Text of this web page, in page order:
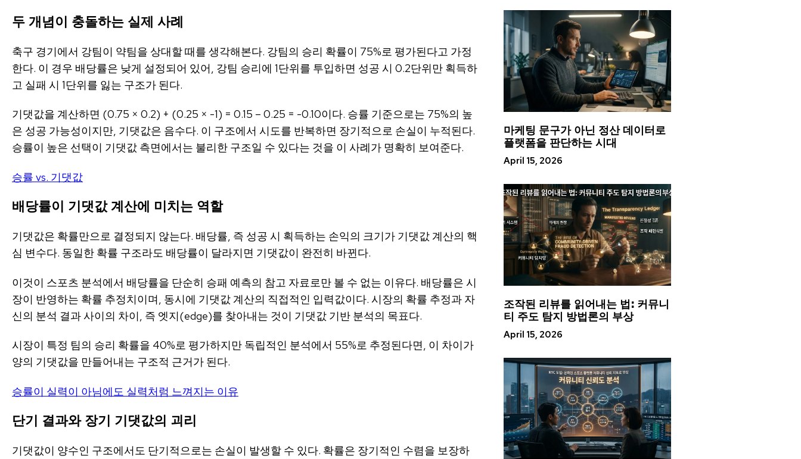
두 개념이 충돌하는 실제 사례
축구 경기에서 강팀이 약팀을 상대할 때를 생각해본다. 강팀의 승리 확률이 75%로 평가된다고 가정
한다. 이 경우 배당률은 낮게 설정되어 있어, 강팀 승리에 1단위를 투입하면 성공 시 0.2단위만 획득하
고 실패 시 1단위를 잃는 구조가 된다.
기댓값을 계산하면 (0.75 × 0.2) + (0.25 × -1) = 0.15 – 0.25 = -0.10이다. 승률 기준으로는 75%의 높
은 성공 가능성이지만, 기댓값은 음수다. 이 구조에서 시도를 반복하면 장기적으로 손실이 누적된다.
승률이 높은 선택이 기댓값 측면에서는 불리한 구조일 수 있다는 것을 이 사례가 명확히 보여준다.
승률 vs. 기댓값
배당률이 기댓값 계산에 미치는 역할
기댓값은 확률만으로 결정되지 않는다. 배당률, 즉 성공 시 획득하는 손익의 크기가 기댓값 계산의 핵
심 변수다. 동일한 확률 구조라도 배당률이 달라지면 기댓값이 완전히 바뀐다.
이것이 스포츠 분석에서 배당률을 단순히 승패 예측의 참고 자료로만 볼 수 없는 이유다. 배당률은 시
장이 반영하는 확률 추정치이며, 동시에 기댓값 계산의 직접적인 입력값이다. 시장의 확률 추정과 자
신의 분석 결과 사이의 차이, 즉 엣지(edge)를 찾아내는 것이 기댓값 기반 분석의 목표다.
시장이 특정 팀의 승리 확률을 40%로 평가하지만 독립적인 분석에서 55%로 추정된다면, 이 차이가
양의 기댓값을 만들어내는 구조적 근거가 된다.
승률이 실력이 아님에도 실력처럼 느껴지는 이유
단기 결과와 장기 기댓값의 괴리
기댓값이 양수인 구조에서도 단기적으로는 손실이 발생할 수 있다. 확률은 장기적인 수렴을 보장하
마케팅 문구가 아닌 정산 데이터로
플랫폼을 판단하는 시대
April 15, 2026
조작된 리뷰를 읽어내는 법: 커뮤니
티 주도 탐지 방법론의 부상
April 15, 2026